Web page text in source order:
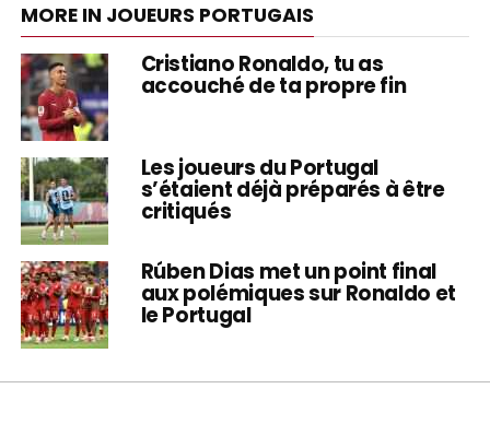
MORE IN JOUEURS PORTUGAIS
Cristiano Ronaldo, tu as
accouché de ta propre fin
Les joueurs du Portugal
s’étaient déjà préparés à être
critiqués
Rúben Dias met un point final
aux polémiques sur Ronaldo et
le Portugal